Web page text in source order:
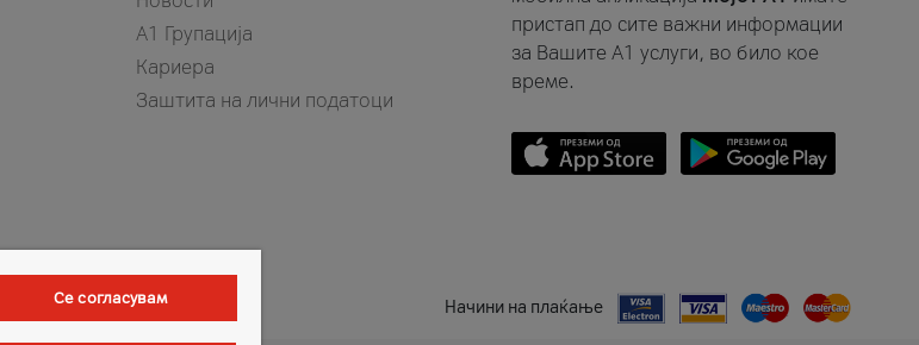
А1 Групација
Кариера
Заштита на лични податоци
пристап до сите важни информации
за Вашите A1 услуги, во било кое
време.
Начини на плаќање
Се согласувам